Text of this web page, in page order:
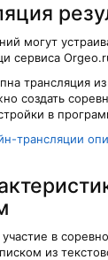
могут
сервиса
трансляция
создать
в
трансляции
участие в
из